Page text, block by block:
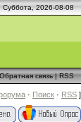
Суббота, 2026-08-08
Обратная связь|RSS
· Поиск · RSS ]